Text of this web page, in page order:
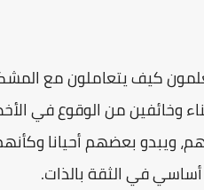
كيف يتعاملون مع
وخائفين من الوقوع في
ويبدو بعضهم أحيانا
في الثقة بالذات.